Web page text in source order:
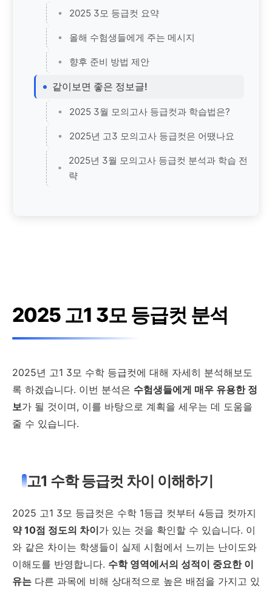
2025 3모 등급컷 요약
올해 수험생들에게 주는 메시지
향후 준비 방법 제안
같이보면 좋은 정보글!
2025 3월 모의고사 등급컷과 학습법은?
2025년 고3 모의고사 등급컷은 어땠나요
2025년 3월 모의고사 등급컷 분석과 학습 전
략
2025 고1 3모 등급컷 분석
2025년 고1 3모 수학 등급컷에 대해 자세히 분석해보도
록 하겠습니다. 이번 분석은 수험생들에게 매우 유용한 정
보가 될 것이며, 이를 바탕으로 계획을 세우는 데 도움을
줄 수 있습니다.
고1 수학 등급컷 차이 이해하기
2025 고1 3모 등급컷은 수학 1등급 컷부터 4등급 컷까지
약 10점 정도의 차이가 있는 것을 확인할 수 있습니다. 이
와 같은 차이는 학생들이 실제 시험에서 느끼는 난이도와
이해도를 반영합니다. 수학 영역에서의 성적이 중요한 이
유는 다른 과목에 비해 상대적으로 높은 배점을 가지고 있